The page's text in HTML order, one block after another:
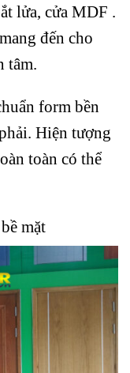
lửa, cửa MDF .
đến cho
tâm.
form bền
Hiện tượng
toàn có thể
mặt